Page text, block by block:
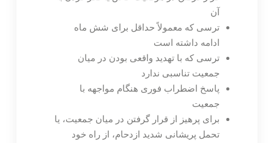
آن
ترسی که معمولاً حداقل برای شش ماه
ادامه داشته است
ترسی که با تهدید واقعی بودن در میان
جمعیت تناسبی ندارد
پاسخ اضطراب فوری هنگام مواجهه با
جمعیت
برای پرهیز از قرار گرفتن در میان جمعیت، یا
تحمل پریشانی شدید ازدحام، از راه خود